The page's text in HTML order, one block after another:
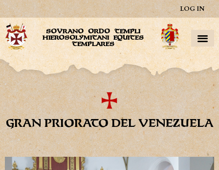
LOG IN
SOVRANO ORDO TEMPLI
HIEROSOLYMITANI EQUITES
TEMPLARES
GRAN PRIORATO DEL VENEZUELA